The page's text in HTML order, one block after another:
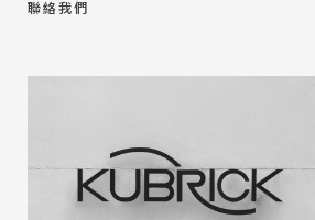
Mandarin
聯絡我們